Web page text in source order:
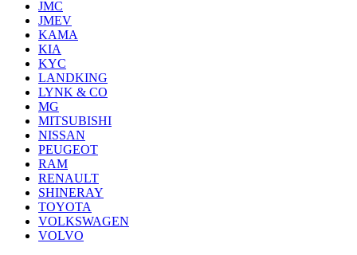
JMC
JMEV
KAMA
KIA
KYC
LANDKING
LYNK & CO
MG
MITSUBISHI
NISSAN
PEUGEOT
RAM
RENAULT
SHINERAY
TOYOTA
VOLKSWAGEN
VOLVO